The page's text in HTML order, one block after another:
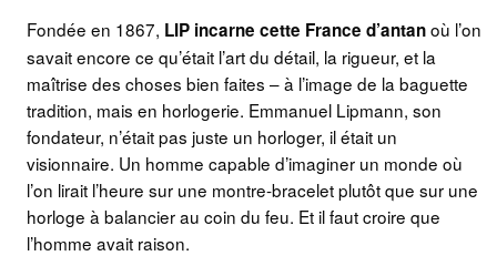
Fondée en 1867, LIP incarne cette France d’antanoù l’on
savait encore ce qu’était l’art du détail, la rigueur, et la
maîtrise des choses bien faites – à l’image de la baguette
tradition, mais en horlogerie. Emmanuel Lipmann, son
fondateur, n’était pas juste un horloger, il était un
visionnaire. Un homme capable d’imaginer un monde où
l’on lirait l’heure sur une montre-bracelet plutôt que sur une
horloge à balancier au coin du feu. Et il faut croire que
l’homme avait raison.